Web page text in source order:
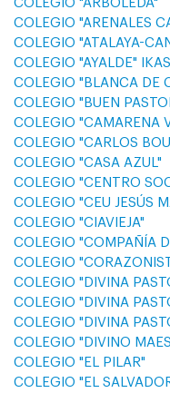
COLEGIO "ARBOLEDA"
COLEGIO "ARENALES
COLEGIO "ATALAYA-
COLEGIO "AYALDE"
COLEGIO "BLANCA DE
COLEGIO "BUEN
COLEGIO "CAMARENA
COLEGIO "CARLOS
COLEGIO "CASA AZUL"
COLEGIO "CENTRO
COLEGIO "CEU JESÚS
COLEGIO "CIAVIEJA"
COLEGIO "COMPAÑÍA
COLEGIO
COLEGIO "DIVINA
COLEGIO "DIVINA
COLEGIO "DIVINA
COLEGIO "DIVINO
COLEGIO "EL PILAR"
COLEGIO "EL